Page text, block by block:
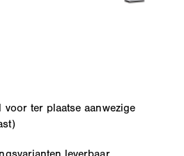
ter plaatse aanwezige